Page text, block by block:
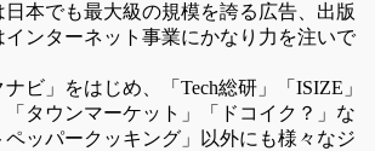
日本でも最大級の規模を誇る広告、出版
インターネット事業にかなり力を注いで
ビ」をはじめ、「Tech総研」「ISIZE」
「タウンマーケット」「ドコイク？」な
ペッパークッキング」以外にも様々なジ